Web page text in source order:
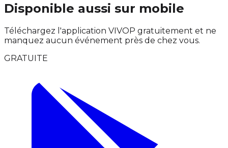
Disponible aussi sur mobile
Téléchargez l'application VIVOP gratuitement et ne
manquez aucun événement près de chez vous.
GRATUITE